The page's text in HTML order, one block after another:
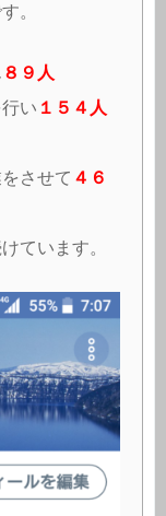
。
８９人
い １５４人
させて ４６
ています。